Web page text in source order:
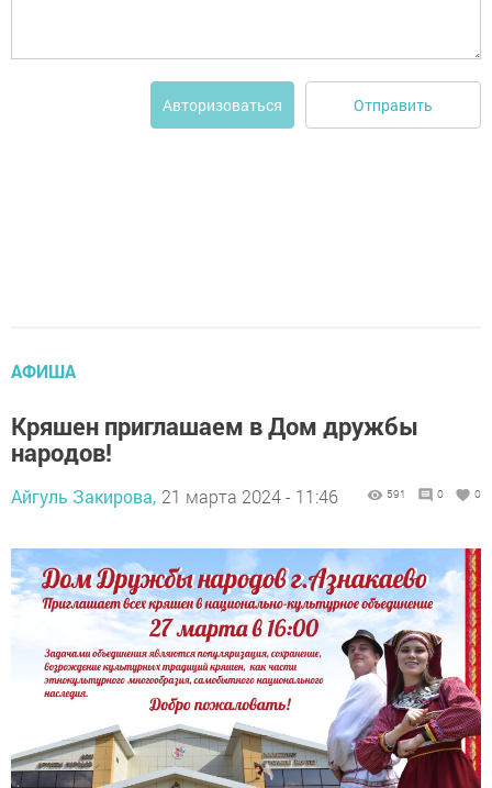
Авторизоваться Отправить
АФИША
Кряшен приглашаем в Дом дружбы
народов!
Айгуль Закирова, 21 марта 2024 - 11:46 591 0 0